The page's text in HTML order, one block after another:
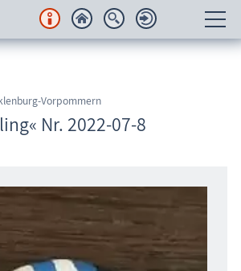
Vorpommern
Nr. 2022-07-8